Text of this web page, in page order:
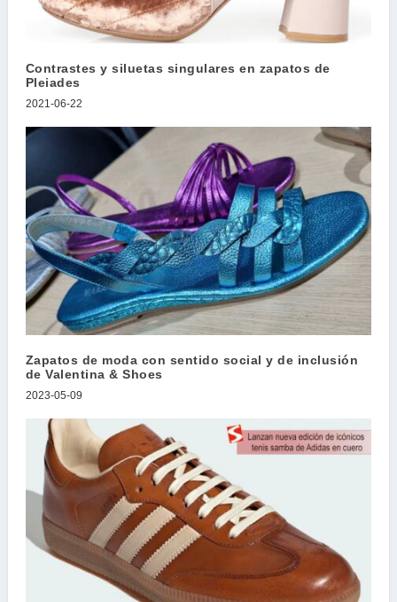
Contrastes y siluetas singulares en zapatos de
Pleiades
2021-06-22
Zapatos de moda con sentido social y de inclusión
de Valentina & Shoes
2023-05-09